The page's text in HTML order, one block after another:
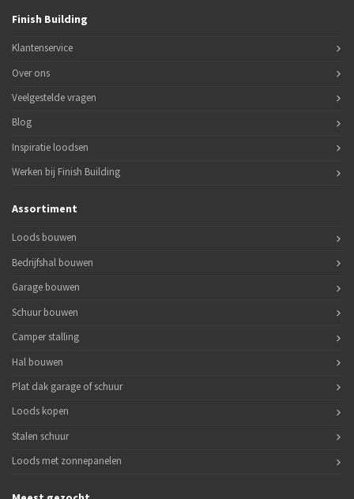
Finish Building
Klantenservice
Over ons
Veelgestelde vragen
Blog
Inspiratie loodsen
Werken bij Finish Building
Assortiment
Loods bouwen
Bedrijfshal bouwen
Garage bouwen
Schuur bouwen
Camper stalling
Hal bouwen
Plat dak garage of schuur
Loods kopen
Stalen schuur
Loods met zonnepanelen